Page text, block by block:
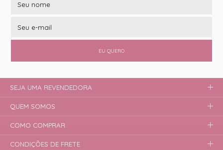
EU QUERO
SEJA UMA REVENDEDORA
QUEM SOMOS
COMO COMPRAR
CONDIÇÕES DE FRETE